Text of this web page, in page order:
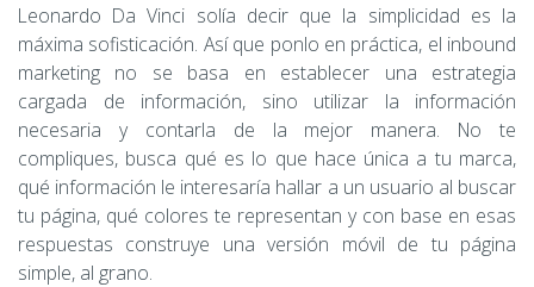
Leonardo Da Vinci solía decir que la simplicidad es la
máxima sofisticación. Así que ponlo en práctica, el inbound
marketing no se basa en establecer una estrategia
cargada de información, sino utilizar la información
necesaria y contarla de la mejor manera. No te
compliques, busca qué es lo que hace única a tu marca,
qué información le interesaría hallar a un usuario al buscar
tu página, qué colores te representan y con base en esas
respuestas construye una versión móvil de tu página
simple, al grano.